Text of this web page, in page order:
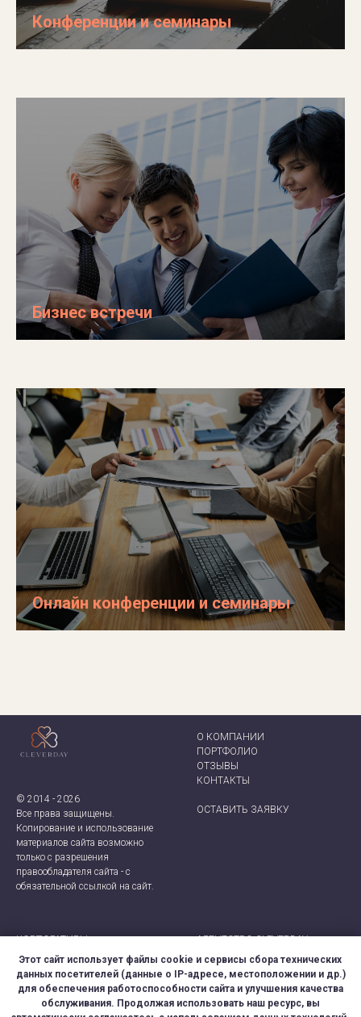
Этот сайт использует файлы cookie и сервисы сбора технических
данных посетителей (данные о IP-адресе, местоположении и др.)
для обеспечения работоспособности сайта и улучшения качества
обслуживания. Продолжая использовать наш ресурс, вы
Конференции и семинары
Бизнес встречи
Онлайн конференции и семинары
© 2014 - 2026
Все права защищены.
Копирование и использование
материалов сайта возможно
только с разрешения
правообладателя сайта - с
обязательной ссылкой на сайт.
О КОМПАНИИ
ПОРТФОЛИО
ОТЗЫВЫ
КОНТАКТЫ
ОСТАВИТЬ ЗАЯВКУ
КОРПОРАТИВЫ
ТИМБИЛДИНГИ
ДЕЛОВЫЕ МЕРОПРИЯТИЯ
ДНИ РОЖДЕНИЯ
ДЕТСКИЕ ПРАЗДНИКИ
АГЕНТСТВО CLEVERDAY
+7 (921) 924-66-28
CLEVER-EVENT@MAIL.RU
МОСКВА, САНКТ-ПЕТЕРБУРГ
ПРАВОВАЯ ИНФОРМАЦИЯ